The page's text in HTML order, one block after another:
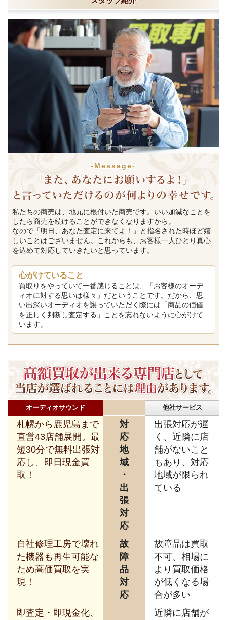
-Message-
私たちの商売は、地元に根付いた商売です。いい加減なことを
したら商売を続けることができなくなりますから。
なので「明日、あなた査定に来てよ！」と指名された時ほど嬉
しいことはございません。これからも、お客様一人ひとり真心
を込めて対応していきたいと思っています。
心がけていること
買取りをやっていて一番感じることは、「お客様のオーデ
ィオに対する思いは様々」だということです。だから、思
い出深いオーディオを譲っていただく際には「商品の価値
を正しく判断し査定する」ことを忘れないように心がけて
います。
オーディオサウンド 他社サービス
札幌から鹿児島まで
直営43店舗展開。最
短30分で無料出張対
応し、即日現金買
取！
対
応
地
域
・
出
張
対
応
出張対応が遅
く、近隣に店
舗がないこと
もあり、対応
地域が限られ
ている
自社修理工房で壊れ
た機器も再生可能な
ため高価買取を実
現！
故
障
品
対
応
故障品は買取
不可、相場に
より買取価格
が低くなる場
合が多い
即査定・即現金化、
近隣に店舗が